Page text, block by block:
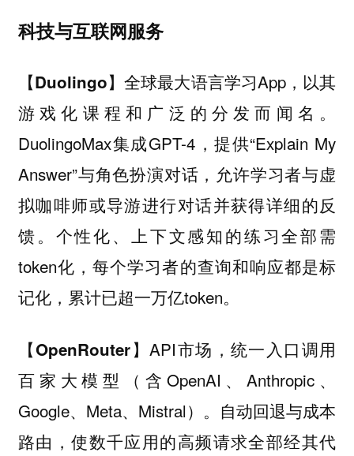
科技与互联网服务
【Duolingo】全球最大语言学习App，以其
游戏化课程和广泛的分发而闻名。
DuolingoMax集成GPT-4，提供“Explain My
Answer”与角色扮演对话，允许学习者与虚
拟咖啡师或导游进行对话并获得详细的反
馈。个性化、上下文感知的练习全部需
token化，每个学习者的查询和响应都是标
记化，累计已超一万亿token。
【OpenRouter】API市场，统一入口调用
百家大模型（含OpenAI、Anthropic、
Google、Meta、Mistral）。自动回退与成本
路由，使数千应用的高频请求全部经其代